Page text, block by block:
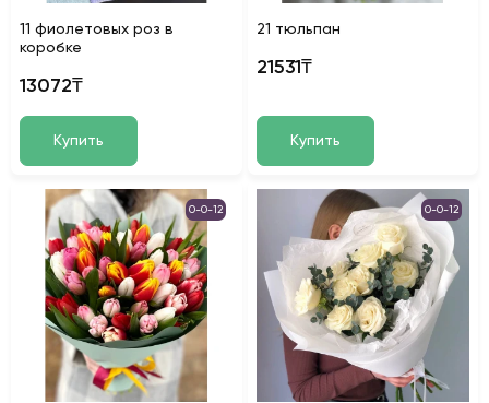
11 фиолетовых роз в
коробке
13072₸
Купить
21 тюльпан
21531₸
Купить
0-0-12 0-0-12